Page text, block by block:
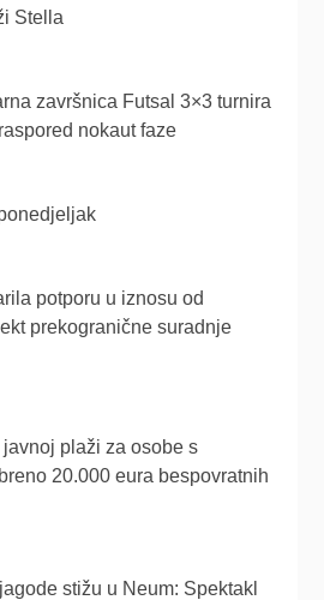
Stella
završnica Futsal 3×3 turnira
nokaut faze
potporu u iznosu od
prekogranične suradnje
plaži za osobe s
20.000 eura bespovratnih
stižu u Neum: Spektakl